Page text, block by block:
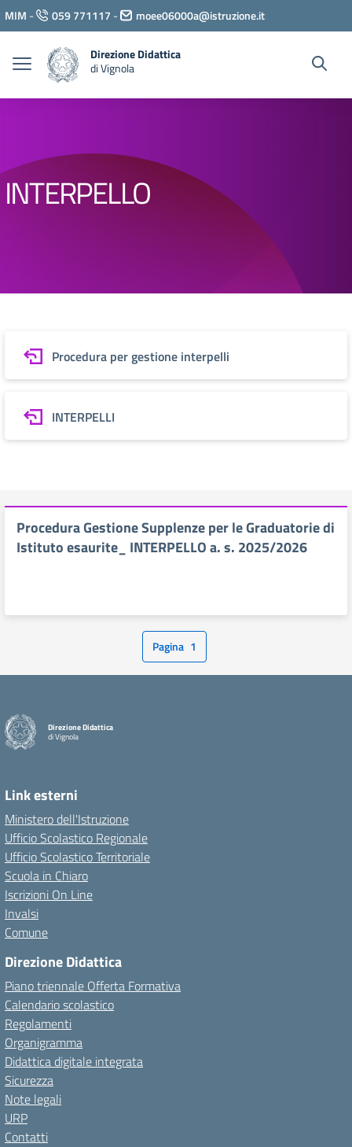
Vai ai contenuti
Vai al menu di navigazione
Vai al footer
MIM - 059 771117 - moee06000a@istruzione.it
Direzione Didattica
di Vignola
INTERPELLO
Procedura per gestione interpelli
INTERPELLI
Procedura Gestione Supplenze per le Graduatorie di
Istituto esaurite_ INTERPELLO a. s. 2025/2026
Pagina 1
Direzione Didattica
di Vignola
Link esterni
Ministero dell'Istruzione
Ufficio Scolastico Regionale
Ufficio Scolastico Territoriale
Scuola in Chiaro
Iscrizioni On Line
Invalsi
Comune
Direzione Didattica
Piano triennale Offerta Formativa
Calendario scolastico
Regolamenti
Organigramma
Didattica digitale integrata
Sicurezza
Note legali
URP
Contatti